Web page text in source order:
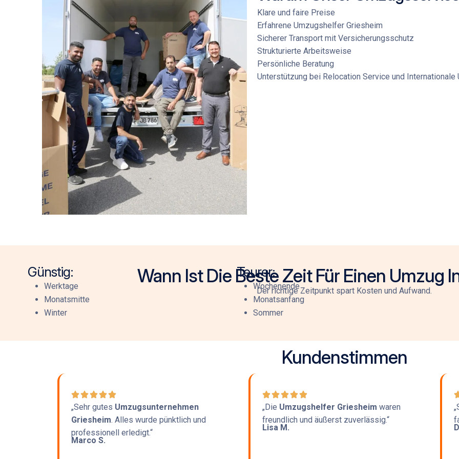
Klare und faire Preise
Erfahrene Umzugshelfer Griesheim
Sicherer Transport mit Versicherungsschutz
Strukturierte Arbeitsweise
Persönliche Beratung
Unterstützung bei Relocation Service und Internationale
Wann Ist Die Beste Zeit Für Einen Umzug
Der richtige Zeitpunkt spart Kosten und Aufwand.
Günstig:
Werktage
Monatsmitte
Winter
Teurer:
Wochenende
Monatsanfang
Sommer
Kundenstimmen
„Sehr gutes Umzugsunternehmen
Griesheim. Alles wurde pünktlich und
professionell erledigt.“
Marco S.
„Die Umzugshelfer Griesheim waren
freundlich und äußerst zuverlässig.“
Lisa M.